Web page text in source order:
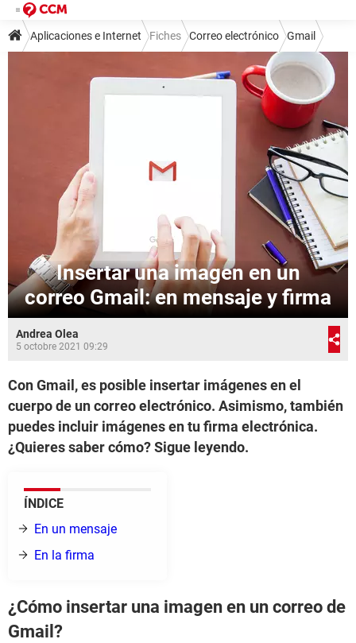
Aplicaciones e Internet Fiches Correo electrónico Gmail
Insertar una imagen en un
correo Gmail: en mensaje y firma
Andrea Olea
5 octobre 2021 09:29
Con Gmail, es posible insertar imágenes en el
cuerpo de un correo electrónico. Asimismo, también
puedes incluir imágenes en tu firma electrónica.
¿Quieres saber cómo? Sigue leyendo.
ÍNDICE
En un mensaje
En la firma
¿Cómo insertar una imagen en un correo de
Gmail?